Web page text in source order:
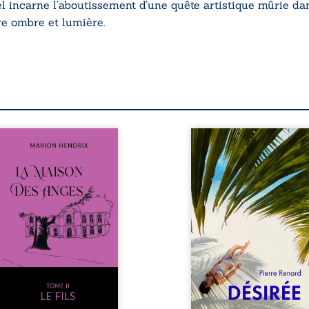
incarne l’aboutissement d’une quête artistique mûrie
ombre et lumière.
sommes en 1979, soit 15
Anatole-Eustache.
famille devra affronter
seulement un inconnu
rôde autour du domaine
dont Firmin, le fidèle
redoute les
le passé encombrant
Eustache, la
familiale, mais
la toute-puissance de
Mais comment
cet enfant avant
Au réveil, Pierre,
retraité, découvre qu’il
devenu une
femme métissée de
ans. À peine a-t-il
à apprivoiser ce
corps qu’Ange surgit dans
vie et fait vaciller toutes
certitudes. Entre
l’attirance est
brûlante jusqu’à ce
secret familial fasse
l’impensable : et s’ils
demi-frère